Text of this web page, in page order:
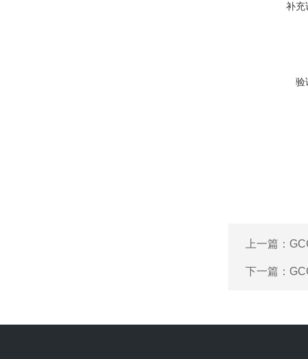
补充
验
上一篇：
下一篇：